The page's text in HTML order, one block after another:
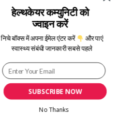
SUBSCRIBE NOW
हेल्थकेयर कम्युनिटी को
ज्वाइन करें
निचे बॉक्स में अपना ईमेल एंटर करें
और पाएं
स्वास्थ्य संबंधी जानकारी सबसे पहले
No Thanks